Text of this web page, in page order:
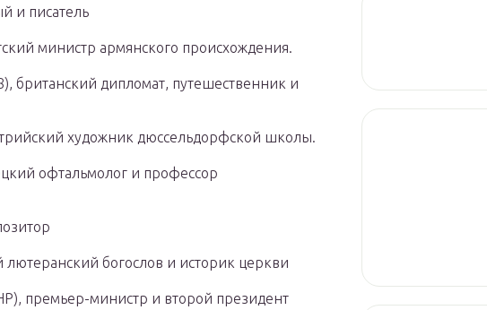
и писатель
министр армянского происхождения.
британский дипломат, путешественник и
художник дюссельдорфской школы.
офтальмолог и профессор
богослов и историк церкви
премьер-министр и второй президент